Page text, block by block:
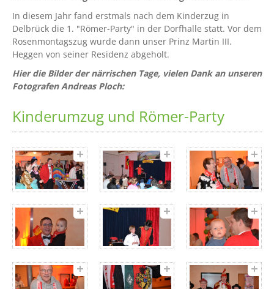
In diesem Jahr fand erstmals nach dem Kinderzug in
Delbrück die 1. "Römer-Party" in der Dorfhalle statt. Vor dem
Rosenmontagszug wurde dann unser Prinz Martin III.
Heggen von seiner Residenz abgeholt.
Hier die Bilder der närrischen Tage, vielen Dank an unseren
Fotografen Andreas Ploch:
Kinderumzug und Römer-Party